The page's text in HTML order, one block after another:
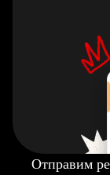
Отправим